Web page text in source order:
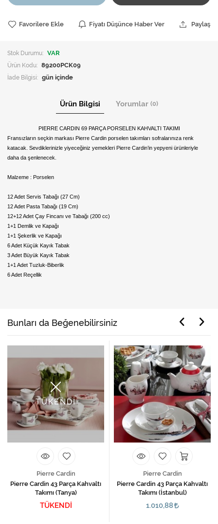
Favorilere Ekle Fiyatı Düşünce Haber Ver Paylaş
Stok Durumu: VAR
Ürün Kodu: 89200PCK09
İade Bilgisi:
Ürün Bilgisi Yorumlar (0)
PIERRE CARDIN 69 PARÇA PORSELEN KAHVALTI TAKIMI
Fransızların seçkin markası Pierre Cardin porselen takımları sofralarınıza renk
katacak. Sevdiklerinizle yiyeceğiniz yemekleri Pierre Cardin’in yepyeni ürünleriyle
daha da şenlenecek.
Malzeme : Porselen
12 Adet Servis Tabağı (27 Cm)
12 Adet Pasta Tabağı (19 Cm)
12+12 Adet Çay Fincanı ve Tabağı (200 cc)
1+1 Demlik ve Kapağı
1+1 Şekerlik ve Kapağı
6 Adet Küçük Kayık Tabak
3 Adet Büyük Kayık Tabak
1+1 Adet Tuzluk-Biberlik
6 Adet Reçellik
Bunları da Beğenebilirsiniz
TÜKENDİ
Pierre Cardin
Pierre Cardin 43 Parça Kahvaltı
Takımı (Tanya)
TÜKENDİ
Pierre Cardin
Pierre Cardin 43 Parça Kahvaltı
Takımı (İstanbul)
1.010,88